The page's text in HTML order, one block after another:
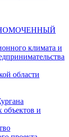
климата и
области
объектов и